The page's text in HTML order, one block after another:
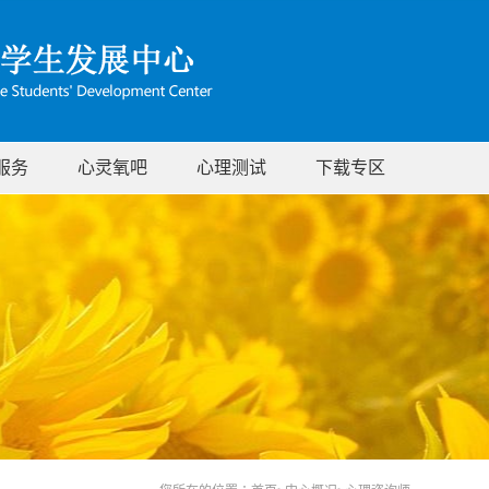
务 心灵氧吧 心理测试 下载专区